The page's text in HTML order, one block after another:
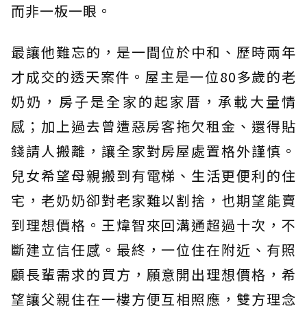
而非一板一眼。
最讓他難忘的，是一間位於中和、歷時兩年
才成交的透天案件。屋主是一位80多歲的老
奶奶，房子是全家的起家厝，承載大量情
感；加上過去曾遭惡房客拖欠租金、還得貼
錢請人搬離，讓全家對房屋處置格外謹慎。
兒女希望母親搬到有電梯、生活更便利的住
宅，老奶奶卻對老家難以割捨，也期望能賣
到理想價格。王煒智來回溝通超過十次，不
斷建立信任感。最終，一位住在附近、有照
顧長輩需求的買方，願意開出理想價格，希
望讓父親住在一樓方便互相照應，雙方理念